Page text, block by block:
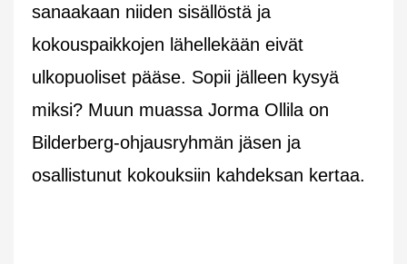
sanaakaan niiden sisällöstä ja
kokouspaikkojen lähellekään eivät
ulkopuoliset pääse. Sopii jälleen kysyä
miksi? Muun muassa Jorma Ollila on
Bilderberg-ohjausryhmän jäsen ja
osallistunut kokouksiin kahdeksan kertaa.